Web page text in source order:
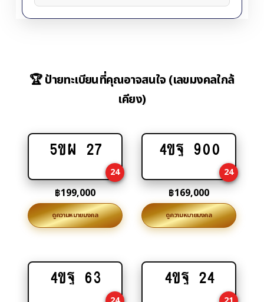
🏆 ป้ายทะเบียนที่คุณอาจสนใจ (เลขมงคลใกล้
เคียง)
Add
cart
5ขผ 27
24
฿199,000
ดูความหมายมงคล
Add
cart
4ขฐ 900
24
฿169,000
ดูความหมายมงคล
Add
4ขฐ 63
Add
4ขฐ 24